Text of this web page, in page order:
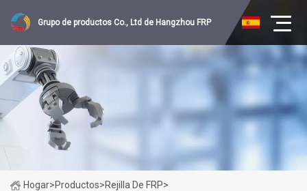
Grupo de productos Co., Ltd de Hangzhou FRP
Hogar>Productos>Rejilla De FRP>